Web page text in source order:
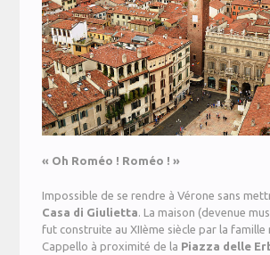
« Oh Roméo ! Roméo ! »
Impossible de se rendre à Vérone sans
Casa di Giulietta. La maison (devenue
fut construite au XIIème siècle par la famille
Cappello à proximité de la Piazza delle